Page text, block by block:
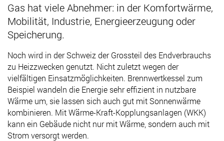
Gas hat viele Abnehmer: in der Komfortwärme,
Mobilität, Industrie, Energieerzeugung oder
Speicherung.
Noch wird in der Schweiz der Grossteil des Endverbrauchs
zu Heizzwecken genutzt. Nicht zuletzt wegen der
vielfältigen Einsatzmöglichkeiten. Brennwertkessel zum
Beispiel wandeln die Energie sehr effizient in nutzbare
Wärme um, sie lassen sich auch gut mit Sonnenwärme
kombinieren. Mit Wärme-Kraft-Kopplungsanlagen (WKK)
kann ein Gebäude nicht nur mit Wärme, sondern auch mit
Strom versorgt werden.